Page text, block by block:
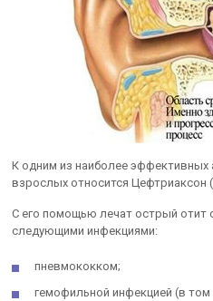
К одним из наиболее эффективных
взрослых относится Цефтриаксон
С его помощью лечат острый отит
следующими инфекциями:
пневмококком;
гемофильной инфекцией (в